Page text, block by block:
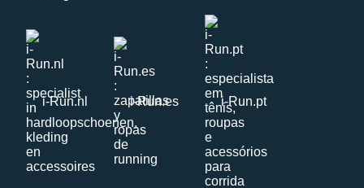
i-Run.nl i-Run.es i-Run.pt